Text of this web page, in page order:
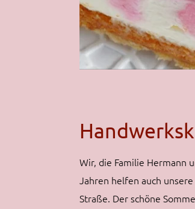
Wir, die Familie Hermann
Jahren helfen auch
Straße. Der schöne